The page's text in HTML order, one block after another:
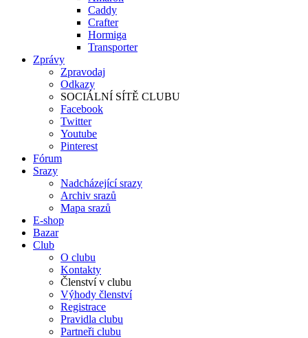
Caddy
Crafter
Hormiga
Transporter
Zprávy
Zpravodaj
Odkazy
SOCIÁLNÍ SÍTĚ CLUBU
Facebook
Twitter
Youtube
Pinterest
Fórum
Srazy
Nadcházející srazy
Archiv srazů
Mapa srazů
E-shop
Bazar
Club
O clubu
Kontakty
Členství v clubu
Výhody členství
Registrace
Pravidla clubu
Partneři clubu